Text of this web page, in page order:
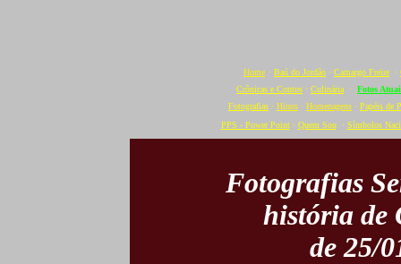
Home · Baú do Jordão · Camargo Freire ·
Crônicas e Contos · Culinária · Fotos
Fotografias · Hinos · Homenagens · Papéis de
PPS - Power Point· Quem Sou· Símbolos
Fotografias
história de
de 25/